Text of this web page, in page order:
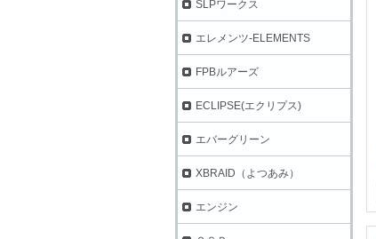
SLPワークス
エレメンツ-ELEMENTS
FPBルアーズ
ECLIPSE(エクリプス)
エバーグリーン
XBRAID（よつあみ）
エンジン